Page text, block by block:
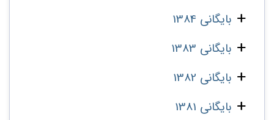
بایگانی 1384
بایگانی 1383
بایگانی 1382
بایگانی 1381